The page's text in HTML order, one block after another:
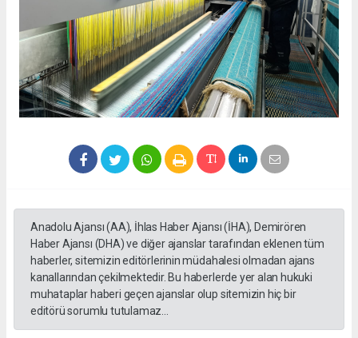
Anadolu Ajansı (AA), İhlas Haber Ajansı (İHA), Demirören
Haber Ajansı (DHA) ve diğer ajanslar tarafından eklenen tüm
haberler, sitemizin editörlerinin müdahalesi olmadan ajans
kanallarından çekilmektedir. Bu haberlerde yer alan hukuki
muhataplar haberi geçen ajanslar olup sitemizin hiç bir
editörü sorumlu tutulamaz...